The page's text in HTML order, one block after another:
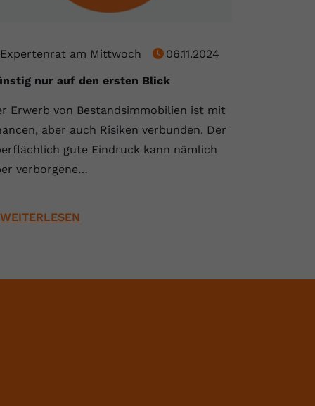
Expertenrat am Mittwoch
06.11.2024
nur auf den ersten Blick
Erwerb von Bestandsimmobilien ist mit
aber auch Risiken verbunden. Der
gute Eindruck kann nämlich
verborgene…
WEITERLESEN